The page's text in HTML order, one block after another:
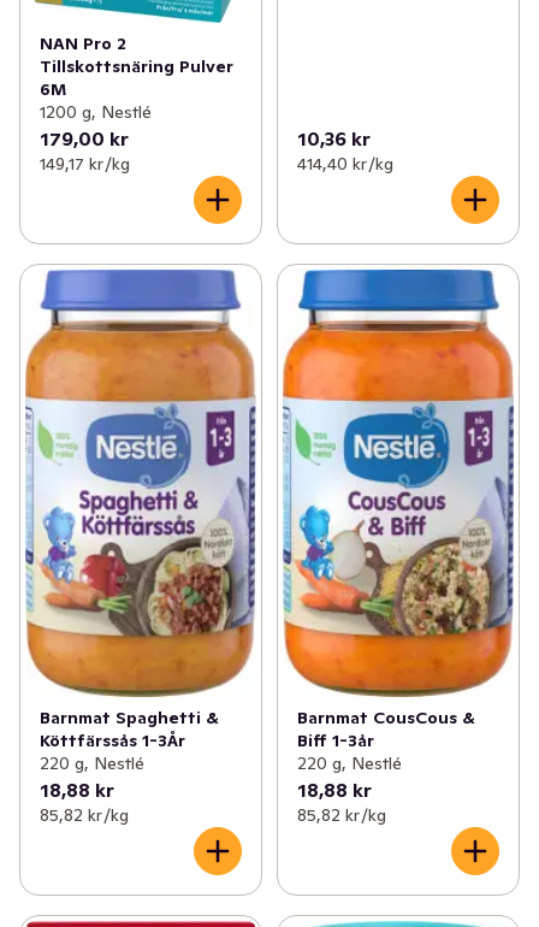
NAN Pro 2
Tillskottsnäring Pulver
6M
1200 g, Nestlé
179,00 kr
149,17 kr /kg
10,36 kr
414,40 kr /kg
Barnmat Spaghetti &
Köttfärssås 1-3År
220 g, Nestlé
18,88 kr
85,82 kr /kg
Barnmat CousCous &
Biff 1-3år
220 g, Nestlé
18,88 kr
85,82 kr /kg